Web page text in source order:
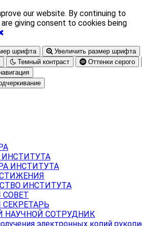
шрифта
Увеличить размер шрифта
Темный контраст
Оттенки серого
ИНСТИТУТА
ИНСТИТУТА
НАУЧНОЙ СОТРУДНИК
электронных копий
our website. By continuing to
giving consent to cookies being